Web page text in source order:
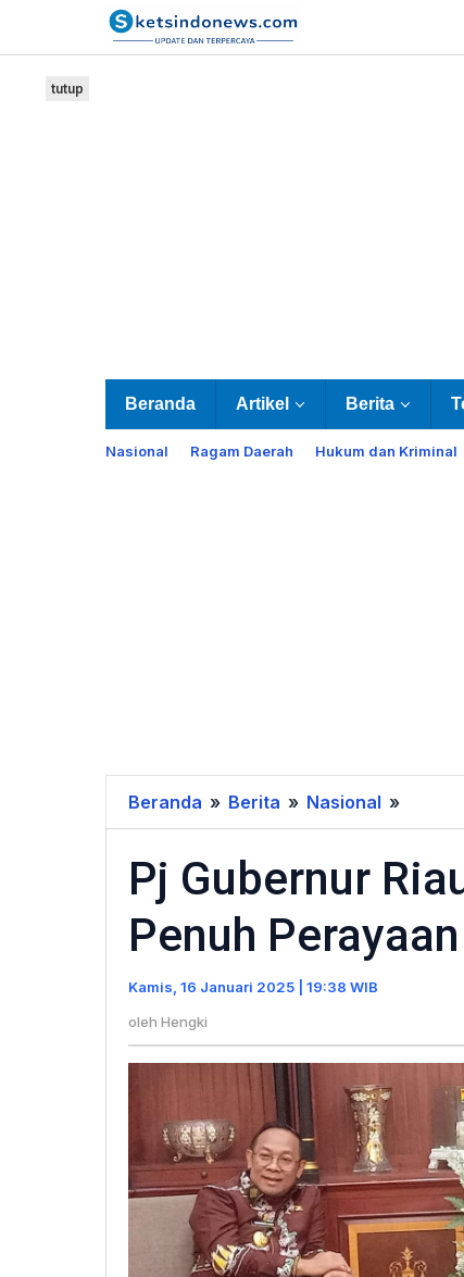
Beranda Artikel Berita
Nasional Ragam Daerah Hukum dan Kriminal
tutup
Beranda » Berita » Nasional »
Riau
dan
Dukung
HPN
Pj Gubernur
Penuh
Kamis, 16 Januari 2025 | 19:38 WIB
oleh Hengki